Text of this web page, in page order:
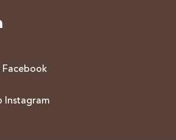
Facebook
Instagram